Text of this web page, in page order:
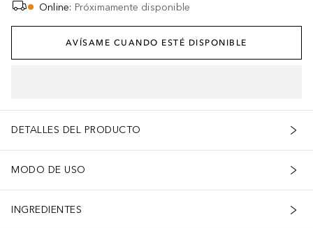
Online: Próximamente disponible
AVÍSAME CUANDO ESTÉ DISPONIBLE
DETALLES DEL PRODUCTO
MODO DE USO
INGREDIENTES